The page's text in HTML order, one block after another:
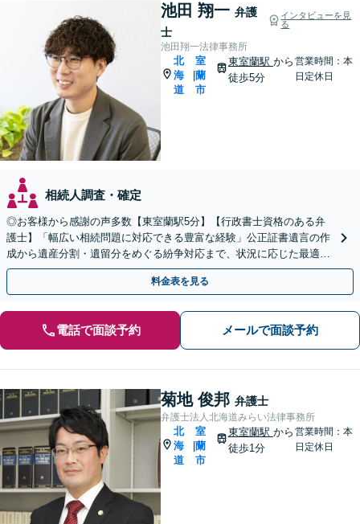
池田 翔一 弁護
士
インタビューを見
る
池田翔一法律事務所
北
海
道
|
室
蘭
市
東室蘭駅 から
徒歩5分
営業時間：本
日定休日
相続人調査・確定
◎お客様から感謝の声多数【東室蘭駅5分】【行政書士資格のある弁
護士】「幅広い相続問題に対応できる豊富な経験」公正証書遺言の作
成から遺産分割・遺留分をめぐる紛争対応まで、状況に応じた最適な
方法をご提案します【夜間相談可】
料金表を見る
電話で面談予約 メールで面談予約
菊地 俊邦 弁護士
弁護士法人北海道みらい法律事務所
北
海
道
|
室
蘭
市
東室蘭駅 から
徒歩1分
営業時間：本
日定休日